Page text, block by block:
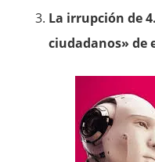
La irrupción de
ciudadanos» de